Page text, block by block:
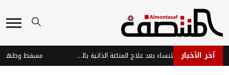
آخر الأخبار أمل جديد: حمل آمن للنساء بعد علاج المناعة الذاتية بالخلايا المعدلة